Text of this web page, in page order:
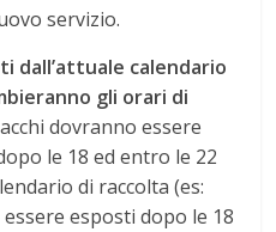
servizio.
dall’attuale calendario
gli orari di
dovranno essere
le 18 ed entro le 22
di raccolta (es:
esposti dopo le 18